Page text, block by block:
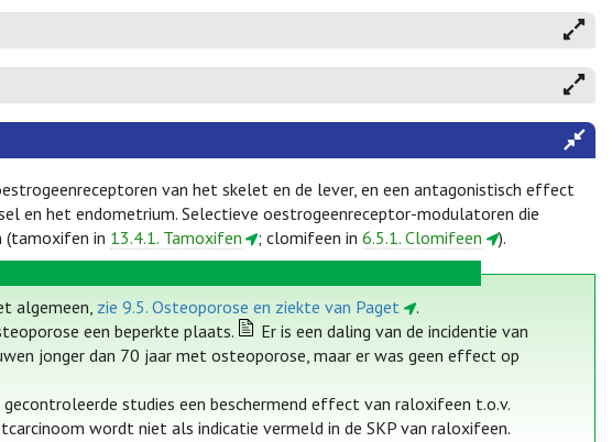
van het skelet en de lever, en een antagonistisch effect
en het endometrium. Selectieve oestrogeenreceptor-modulatoren die
(tamoxifen in 13.4.1. Tamoxifen ; clomifeen in6.5.1. Clomifeen
).
algemeen, zie 9.5. Osteoporose en ziekte van Paget
.
een beperkte plaats.
Er is een daling van de incidentie van
jonger dan 70 jaar met osteoporose, maar er was geen effect op
studies een beschermend effect van raloxifeen t.o.v.
wordt niet als indicatie vermeld in de SKP van raloxifeen.